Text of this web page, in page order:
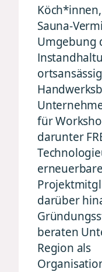
Sauna-
Umgebung
für
darunter
darüber
beraten
Region als